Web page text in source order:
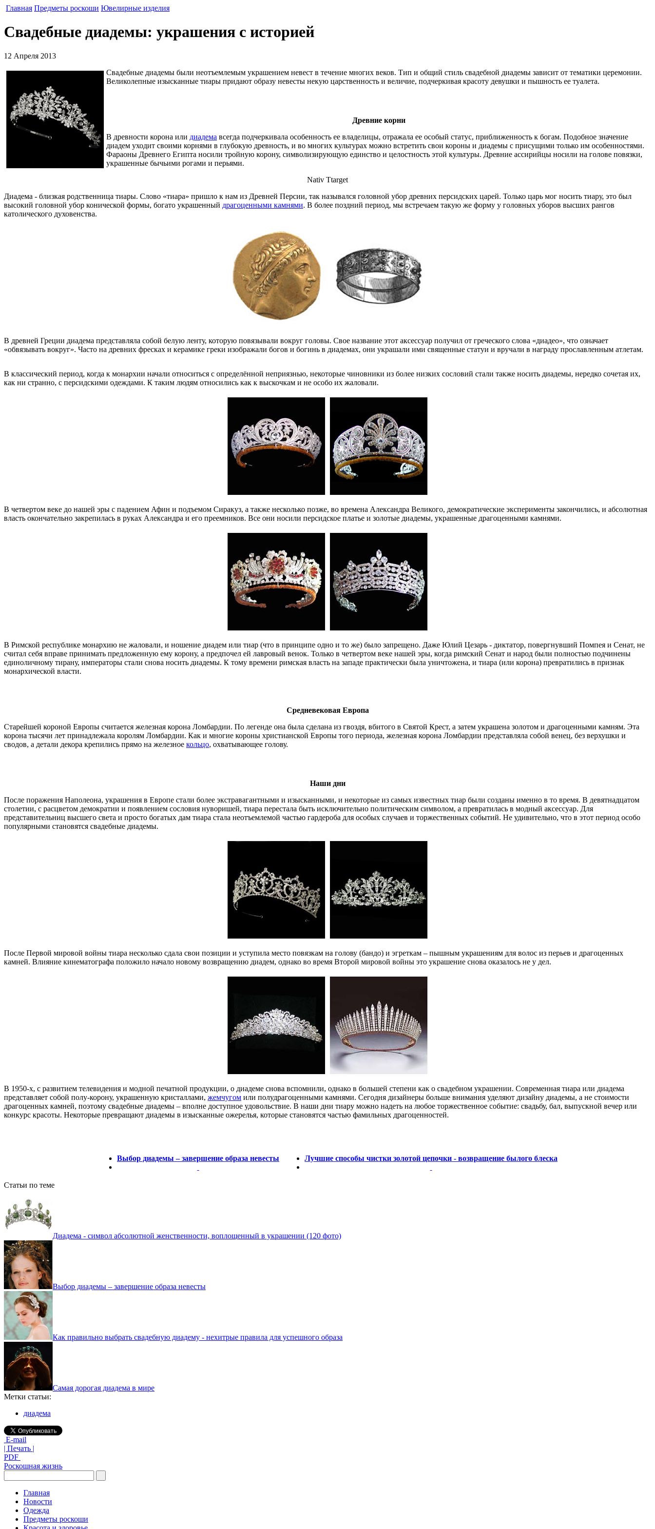
Главная Предметы роскоши Ювелирные изделия
Свадебные диадемы: украшения с историей
12 Апреля 2013
Свадебные диадемы были неотъемлемым украшением невест в течение многих веков. Тип и общий стиль свадебной диадемы зависит от тематики церемонии.
Великолепные изысканные тиары придают образу невесты некую царственность и величие, подчеркивая красоту девушки и пышность ее туалета.
Древние корни
В древности корона или диадема всегда подчеркивала особенность ее владелицы, отражала ее особый статус, приближенность к богам. Подобное значение
диадем уходит своими корнями в глубокую древность, и во многих культурах можно встретить свои короны и диадемы с присущими только им особенностями.
Фараоны Древнего Египта носили тройную корону, символизирующую единство и целостность этой культуры. Древние ассирийцы носили на голове повязки,
украшенные бычьими рогами и перьями.
Nativ Ttarget
Диадема - близкая родственница тиары. Слово «тиара» пришло к нам из Древней Персии, так назывался головной убор древних персидских царей. Только царь мог носить тиару, это был
высокий головной убор конической формы, богато украшенный драгоценными камнями. В более поздний период, мы встречаем такую же форму у головных уборов высших рангов
католического духовенства.
В древней Греции диадема представляла собой белую ленту, которую повязывали вокруг головы. Свое название этот аксессуар получил от греческого слова «диадео», что означает
«обвязывать вокруг». Часто на древних фресках и керамике греки изображали богов и богинь в диадемах, они украшали ими священные статуи и вручали в награду прославленным атлетам.
В классический период, когда к монархии начали относиться с определённой неприязнью, некоторые чиновники из более низких сословий стали также носить диадемы, нередко сочетая их,
как ни странно, с персидскими одеждами. К таким людям относились как к выскочкам и не особо их жаловали.
В четвертом веке до нашей эры с падением Афин и подъемом Сиракуз, а также несколько позже, во времена Александра Великого, демократические эксперименты закончились, и абсолютная
власть окончательно закрепилась в руках Александра и его преемников. Все они носили персидское платье и золотые диадемы, украшенные драгоценными камнями.
В Римской республике монархию не жаловали, и ношение диадем или тиар (что в принципе одно и то же) было запрещено. Даже Юлий Цезарь - диктатор, повергнувший Помпея и Сенат, не
считал себя вправе принимать предложенную ему корону, а предпочел ей лавровый венок. Только в четвертом веке нашей эры, когда римский Сенат и народ были полностью подчинены
единоличному тирану, императоры стали снова носить диадемы. К тому времени римская власть на западе практически была уничтожена, и тиара (или корона) превратились в признак
монархической власти.
Средневековая Европа
Старейшей короной Европы считается железная корона Ломбардии. По легенде она была сделана из гвоздя, вбитого в Святой Крест, а затем украшена золотом и драгоценными камням. Эта
корона тысячи лет принадлежала королям Ломбардии. Как и многие короны христианской Европы того периода, железная корона Ломбардии представляла собой венец, без верхушки и
сводов, а детали декора крепились прямо на железное кольцо, охватывающее голову.
Наши дни
После поражения Наполеона, украшения в Европе стали более экстравагантными и изысканными, и некоторые из самых известных тиар были созданы именно в то время. В девятнадцатом
столетии, с расцветом демократии и появлением сословия нуворишей, тиара перестала быть исключительно политическим символом, а превратилась в модный аксессуар. Для
представительниц высшего света и просто богатых дам тиара стала неотъемлемой частью гардероба для особых случаев и торжественных событий. Не удивительно, что в этот период особо
популярными становятся свадебные диадемы.
После Первой мировой войны тиара несколько сдала свои позиции и уступила место повязкам на голову (бандо) и эгреткам – пышным украшениям для волос из перьев и драгоценных
камней. Влияние кинематографа положило начало новому возвращению диадем, однако во время Второй мировой войны это украшение снова оказалось не у дел.
В 1950-х, с развитием телевидения и модной печатной продукции, о диадеме снова вспомнили, однако в большей степени как о свадебном украшении. Современная тиара или диадема
представляет собой полу-корону, украшенную кристаллами, жемчугом или полудрагоценными камнями. Сегодня дизайнеры больше внимания уделяют дизайну диадемы, а не стоимости
драгоценных камней, поэтому свадебные диадемы – вполне доступное удовольствие. В наши дни тиару можно надеть на любое торжественное событие: свадьбу, бал, выпускной вечер или
конкурс красоты. Некоторые превращают диадемы в изысканные ожерелья, которые становятся частью фамильных драгоценностей.
Выбор диадемы – завершение образа невесты Лучшие способы чистки золотой цепочки - возвращение былого блеска
Статьи по теме
Диадема - символ абсолютной женственности, воплощенный в украшении (120 фото)
Выбор диадемы – завершение образа невесты
Как правильно выбрать свадебную диадему - нехитрые правила для успешного образа
Самая дорогая диадема в мире
Метки статьи:
диадема
E-mail
| Печать |
PDF
Роскошная жизнь
Главная
Новости
Одежда
Предметы роскоши